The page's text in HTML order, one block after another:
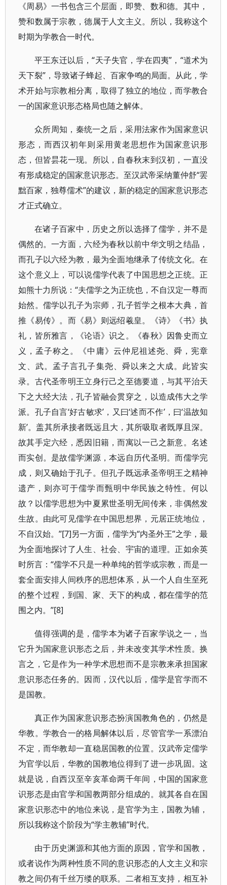
《周易》一书包含三个层面，即赞、数和德。其中，
赞和数属于宗教，德属于人文主义。所以，我称这个
时期为学教合一时代。
平王东迁以后，“天子失官，学在四夷”，“道术为
天下裂”，导致诸子蜂起、百家争鸣的局面。从此，学
术开始与宗教相分离，取得了独立的地位，而学教合
一的国家意识形态格局也随之解体。
众所周知，秦统一之后，采用法家作为国家意识
形态，而西汉初年则采用黄老思想作为国家意识形
态，但皆昙花一现。所以，自春秋末到汉初，一直没
有形成稳定的国家意识形态。至汉武帝采纳董仲舒“罢
黜百家，独尊儒术”的建议，新的稳定的国家意识形态
才正式确立。
在诸子百家中，历史之所以选择了儒学，并不是
偶然的。一方面，六经为春秋以前中华文明之结晶，
而孔子以六经为教，最为全面地继承了传统文化。在
这个意义上，可以说儒学代表了中国思想之正统。正
如熊十力所说：“夫儒学之为正统也，不自汉定一尊而
始然。儒学以孔子为宗师，孔子哲学之根本大典，首
推《易传》。而《易》则远绍羲皇。《诗》《书》执
礼，皆所雅言，《论语》识之。《春秋》因鲁史而立
义，孟子称之。《中庸》云仲尼祖述尧、舜，宪章
文、武。孟子言孔子集尧、舜以来之大成。此皆实
录。古代圣帝明王立身行己之至德要道，与其平治天
下之大经大法，孔子皆融会贯穿之，以造成伟大之学
派。孔子自言‘好古敏求’，又曰‘述而不作’，曰‘温故知
新’。盖其所承接者既远且大，其所吸取者既厚且深。
故其手定六经，悉因旧籍，而寓以一己之新意。名述
而实创。是故儒学渊源，本远自历代圣明。而儒学完
成，则又确始于孔子。但孔子既远承圣帝明王之精神
遗产，则亦可于儒学而甄明中华民族之特性。何以
故？以儒学思想为中夏累世圣明无间传来，非偶然发
生故。由此可见儒学在中国思想界，元居正统地位，
不自汉始。”[7]另一方面，儒学为“内圣外王”之学，最
为全面地探讨了人生、社会、宇宙的道理。正如余英
时所言：“儒学不只是一种单纯的哲学或宗教，而是一
套全面安排人间秩序的思想体系，从一个人自生至死
的整个过程，到国、家、天下的构成，都在儒学的范
围之内。”[8]
值得强调的是，儒学本为诸子百家学说之一，当
它升为国家意识形态之后，并未改变其学术性质。换
言之，它是作为一种学术思想而不是宗教来承担国家
意识形态任务的。因而，汉代以后，儒学是官学而不
是国教。
真正作为国家意识形态扮演国教角色的，仍然是
华教。学教合一的格局解体以后，尽管官学一系漂泊
不定，而华教却一直稳居国教的位置。汉武帝定儒学
为官学以后，华教的国教地位得到了进一步巩固。这
就是说，自西汉至辛亥革命两千年间，中国的国家意
识形态是由官学和国教两部分组成的。就其各自在国
家意识形态中的地位来说，是官学为主，国教为辅，
所以我称这个阶段为“学主教辅”时代。
由于历史渊源和其他方面的原因，官学和国教，
或者说作为两种性质不同的意识形态的人文主义和宗
教之间仍有千丝万缕的联系。二者相互支持，相互补